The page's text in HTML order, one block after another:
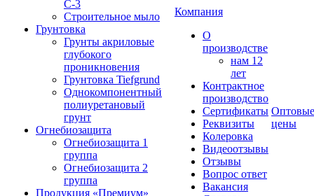
С-3
Строительное мыло
Грунтовка
Грунты акриловые
глубокого
проникновения
Грунтовка Tiefgrund
Однокомпонентный
полиуретановый
грунт
Огнебиозащита
Огнебиозащита 1
группа
Огнебиозащита 2
группа
Продукция «Премиум»
Компания
О
производстве
нам 12
лет
Контрактное
производство
Сертификаты
Реквизиты
Колеровка
Видеоотзывы
Отзывы
Вопрос ответ
Вакансия
Оптовые
цены